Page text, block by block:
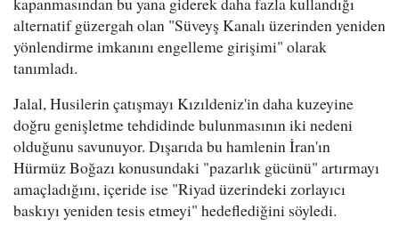
alternatif güzergah olan "Süveyş Kanalı üzerinden yeniden
yönlendirme imkanını engelleme girişimi" olarak
tanımladı.
Jalal, Husilerin çatışmayı Kızıldeniz'in daha kuzeyine
doğru genişletme tehdidinde bulunmasının iki nedeni
olduğunu savunuyor. Dışarıda bu hamlenin İran'ın
Hürmüz Boğazı konusundaki "pazarlık gücünü" artırmayı
amaçladığını, içeride ise "Riyad üzerindeki zorlayıcı
baskıyı yeniden tesis etmeyi" hedeflediğini söyledi.